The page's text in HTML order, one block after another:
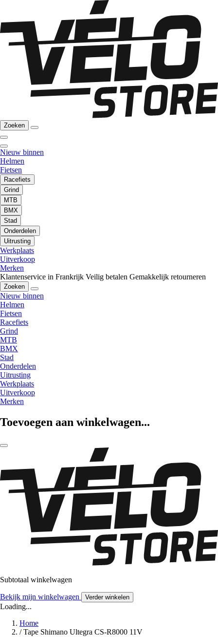
Zoeken
Nieuw binnen
Helmen
Fietsen
Racefiets
Grind
MTB
BMX
Stad
Onderdelen
Uitrusting
Werkplaats
Uitverkoop
Merken
Klantenservice in Frankrijk Veilig betalen Gemakkelijk retourneren
Zoeken
Nieuw binnen
Helmen
Fietsen
Racefiets
Grind
MTB
BMX
Stad
Onderdelen
Uitrusting
Werkplaats
Uitverkoop
Merken
Toevoegen aan winkelwagen...
Subtotaal winkelwagen
Bekijk mijn winkelwagen Verder winkelen
Loading...
Home
/ Tape Shimano Ultegra CS-R8000 11V